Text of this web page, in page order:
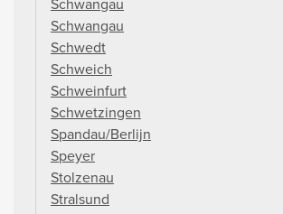
Schwangau
Schwedt
Schweich
Schweinfurt
Schwetzingen
Spandau/Berlijn
Speyer
Stolzenau
Stralsund